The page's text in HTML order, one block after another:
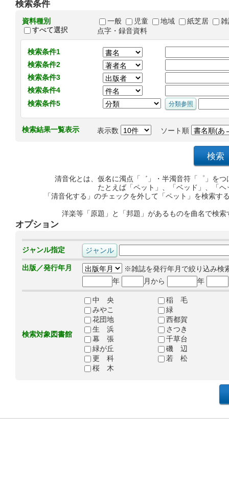
検索条件
資料種別
すべて選択
一般 児童 地域 紙芝居
点字・録音資料
検索条件1
検索条件2
検索条件3
検索条件4
検索条件5
検索結果一覧表示 表示数 ソート順
清音化とは、仮名に濁点「゛」・半濁音符「゜」を
たとえば「ペット」、「ベッド」、「
「清音化する」のチェックを外して「ペット」を検索
洋楽等「原題」と「邦題」があるものを曲名で検
オプション
ジャンル指定
出版／発行年月
※雑誌を発行年月で絞り込み検
年
月から 年
検索対象図書館
中 央
稲 毛
みやこ
緑
花団地
西都賀
生 浜
さつき
幕 張
千草台
緑が丘
磯 辺
更 科
若 松
桜 木